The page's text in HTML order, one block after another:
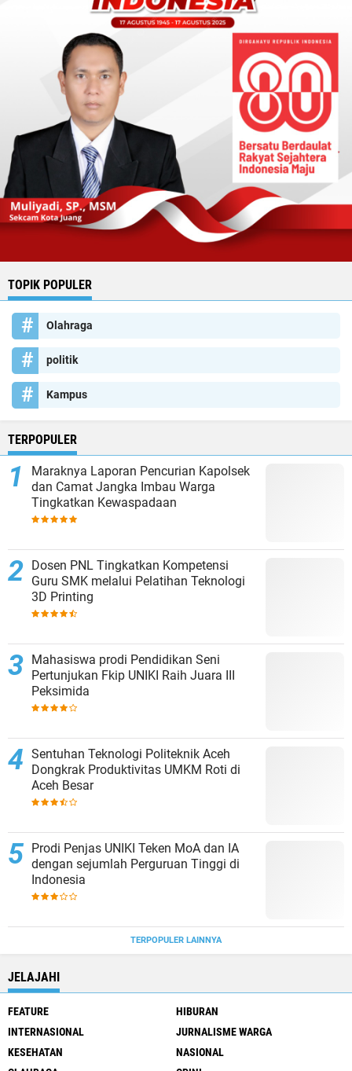
TOPIK POPULER
Olahraga
politik
Kampus
TERPOPULER
Maraknya Laporan Pencurian Kapolsek
dan Camat Jangka Imbau Warga
Tingkatkan Kewaspadaan
Dosen PNL Tingkatkan Kompetensi
Guru SMK melalui Pelatihan Teknologi
3D Printing
Mahasiswa prodi Pendidikan Seni
Pertunjukan Fkip UNIKI Raih Juara III
Peksimida
Sentuhan Teknologi Politeknik Aceh
Dongkrak Produktivitas UMKM Roti di
Aceh Besar
Prodi Penjas UNIKI Teken MoA dan IA
dengan sejumlah Perguruan Tinggi di
Indonesia
TERPOPULER LAINNYA
JELAJAHI
FEATURE
HIBURAN
INTERNASIONAL
JURNALISME WARGA
KESEHATAN
NASIONAL